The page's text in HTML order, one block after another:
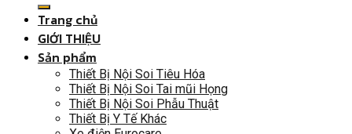
Trang chủ
GIỚI THIỆU
Sản phẩm
Thiết Bị Nội Soi Tiêu Hóa
Thiết Bị Nội Soi Tai mũi Họng
Thiết Bị Nội Soi Phẫu Thuật
Thiết Bị Y Tế Khác